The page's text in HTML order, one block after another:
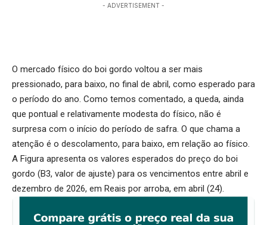
- ADVERTISEMENT -
O mercado físico do boi gordo voltou a ser mais
pressionado, para baixo, no final de abril, como esperado para
o período do ano. Como temos comentado, a queda, ainda
que pontual e relativamente modesta do físico, não é
surpresa com o início do período de safra. O que chama a
atenção é o descolamento, para baixo, em relação ao físico.
A Figura apresenta os valores esperados do preço do boi
gordo (B3, valor de ajuste) para os vencimentos entre abril e
dezembro de 2026, em Reais por arroba, em abril (24).